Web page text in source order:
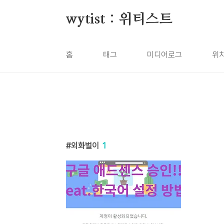
wytist : 위티스트
홈 태그 미디어로그 위
외화벌이 1